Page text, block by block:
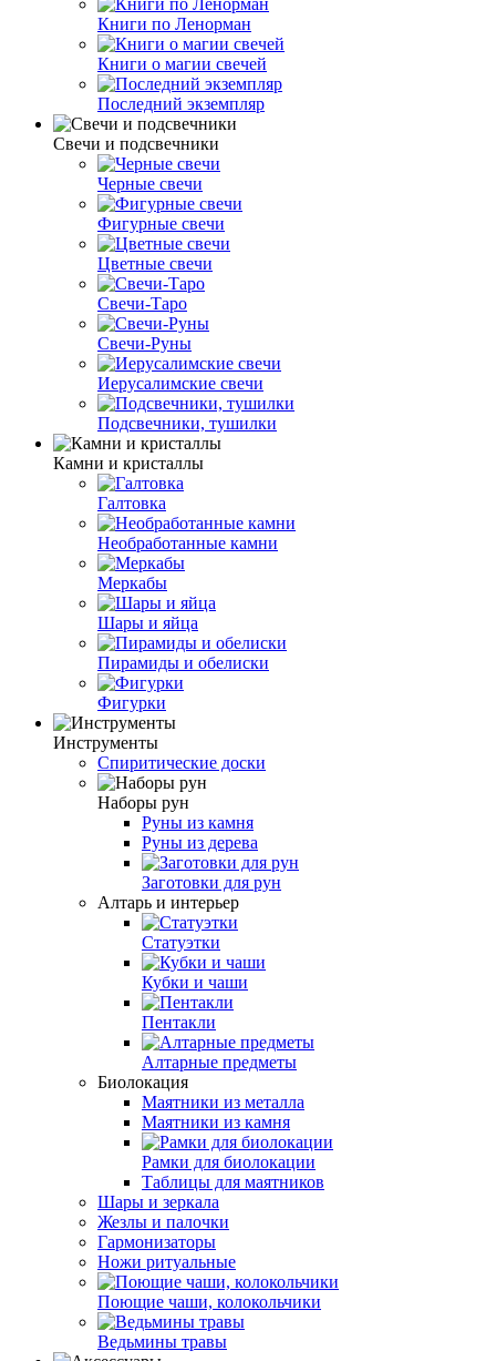
Книги по Ленорман
Книги о магии свечей
Последний экземпляр
Свечи и подсвечники
Черные свечи
Фигурные свечи
Цветные свечи
Свечи-Таро
Свечи-Руны
Иерусалимские свечи
Подсвечники, тушилки
Камни и кристаллы
Галтовка
Необработанные камни
Меркабы
Шары и яйца
Пирамиды и обелиски
Фигурки
Инструменты
Спиритические доски
Наборы рун
Руны из камня
Руны из дерева
Заготовки для рун
Алтарь и интерьер
Статуэтки
Кубки и чаши
Пентакли
Алтарные предметы
Биолокация
Маятники из металла
Маятники из камня
Рамки для биолокации
Таблицы для маятников
Шары и зеркала
Жезлы и палочки
Гармонизаторы
Ножи ритуальные
Поющие чаши, колокольчики
Ведьмины травы